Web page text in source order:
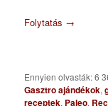
Folytatás →
Ennyien olvasták: 6
Gasztro ajándékok,
receptek, Paleo,